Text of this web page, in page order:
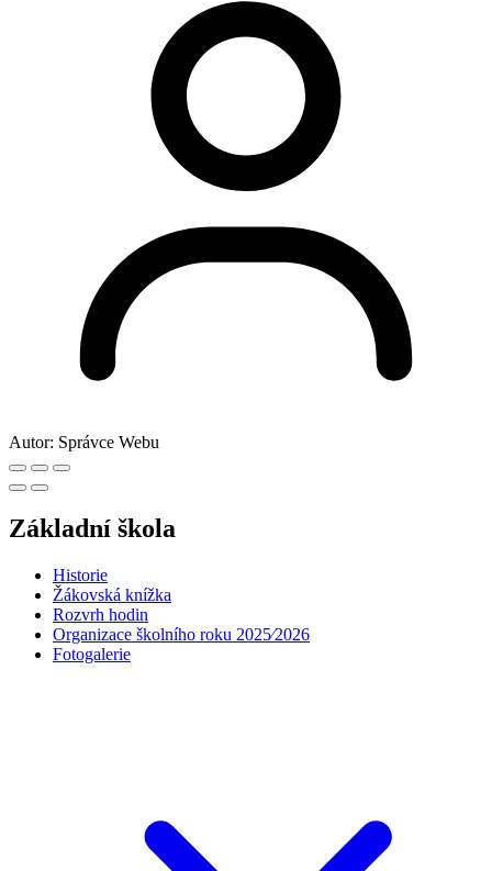
Autor: Správce Webu
Základní škola
Historie
Žákovská knížka
Rozvrh hodin
Organizace školního roku 2025⁄2026
Fotogalerie